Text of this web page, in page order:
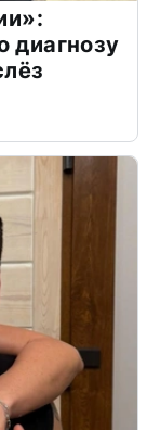
диагнозу